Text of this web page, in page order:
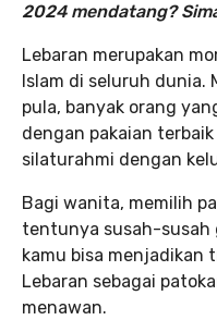
2024 mendatang?
Lebaran merupakan
Islam di seluruh dunia.
pula, banyak orang
dengan pakaian
silaturahmi dengan
Bagi wanita, memilih
tentunya susah-susah
kamu bisa menjadikan
Lebaran sebagai
menawan.